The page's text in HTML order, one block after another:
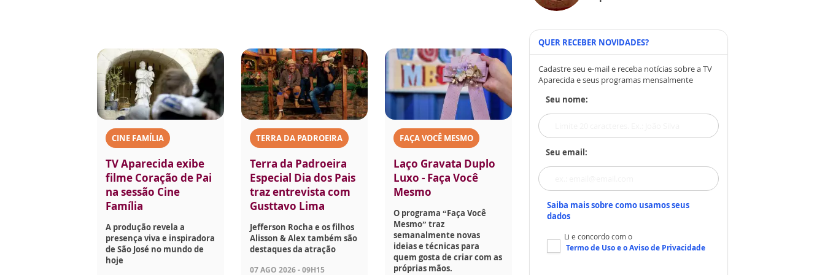
CINE FAMÍLIA
TV Aparecida exibe
filme Coração de Pai
na sessão Cine
Família
A produção revela a
presença viva e inspiradora
de São José no mundo de
hoje
TERRA DA PADROEIRA
Terra da Padroeira
Especial Dia dos Pais
traz entrevista com
Gusttavo Lima
Jefferson Rocha e os filhos
Alisson & Alex também são
destaques da atração
07 AGO 2026 - 09H15
FAÇA VOCÊ MESMO
Laço Gravata Duplo
Luxo - Faça Você
Mesmo
O programa “Faça Você
Mesmo” traz
semanalmente novas
ideias e técnicas para
quem gosta de criar com as
próprias mãos.
QUER RECEBER NOVIDADES?
Cadastre seu e-mail e receba notícias sobre a TV
Aparecida e seus programas mensalmente
Seu nome:
Seu email:
Saiba mais sobre como usamos seus
dados
Li e concordo com o
Termo de Usoe oAviso de Privacidade